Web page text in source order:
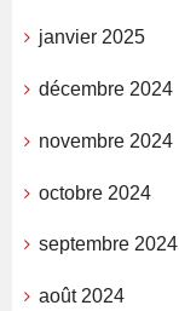
janvier 2025
décembre 2024
novembre 2024
octobre 2024
septembre 2024
août 2024